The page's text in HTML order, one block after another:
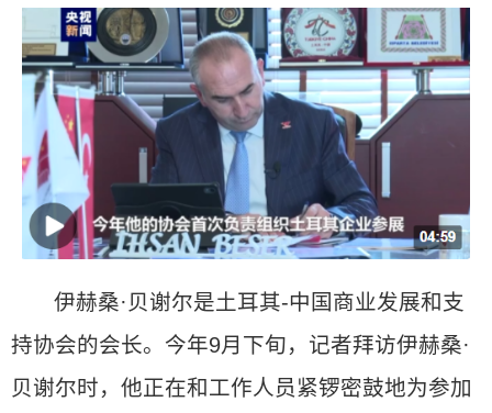
伊赫桑·贝谢尔是土耳其-中国商业发展和支
持协会的会长。今年9月下旬，记者拜访伊赫桑·
贝谢尔时，他正在和工作人员紧锣密鼓地为参加